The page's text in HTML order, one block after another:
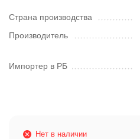
Страна производства
Производитель
Импортер в РБ
Нет в наличии